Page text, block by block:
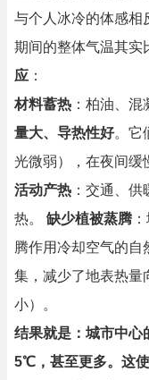
与个人冰冷的体感相
期间的整体气温其实
应 ：
材料蓄热 ：柏油、
量大、导热性好。它
光微弱），在夜间缓
活动产热 ：交通、
热。 缺少植被蒸腾
腾作用冷却空气的自
集，减少了地表热量
小）。
结果就是：城市中心
5℃，甚至更多。这使